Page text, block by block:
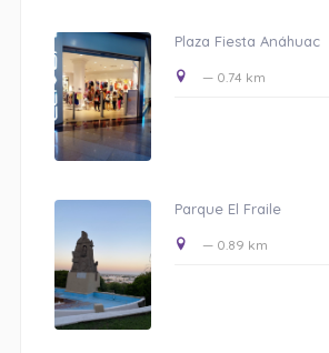
Plaza Fiesta Anáhuac
— 0.74 km
Parque El Fraile
— 0.89 km